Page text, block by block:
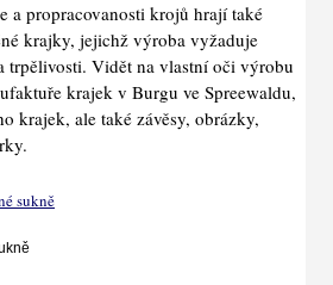
a propracovanosti krojů hrají také
krajky, jejichž výroba vyžaduje
trpělivosti. Vidět na vlastní oči výrobu
krajek v Burgu ve Spreewaldu,
krajek, ale také závěsy, obrázky,